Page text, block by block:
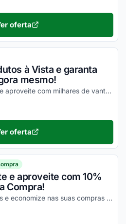
oferta
à Vista e garanta
mesmo!
Não fique de fora dessa e aproveite com milhares de vantagens nas suas compras!
oferta
e aproveite com 10%
Compra!
Aproveite seus benefícios e economize nas suas compras da melhor maneira possível!